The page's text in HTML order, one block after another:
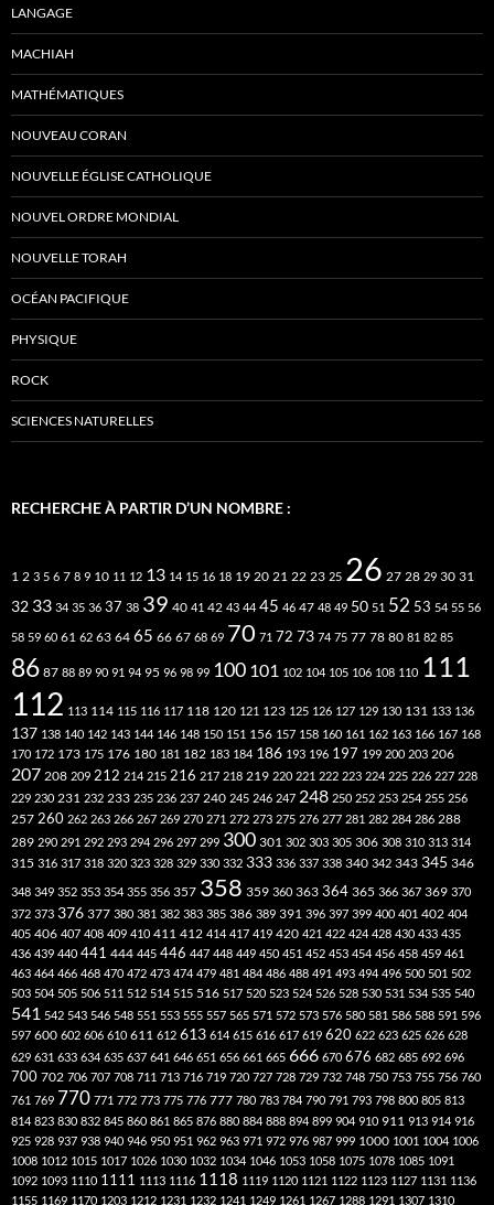
LANGAGE
MACHIAH
MATHÉMATIQUES
NOUVEAU CORAN
NOUVELLE ÉGLISE CATHOLIQUE
NOUVEL ORDRE MONDIAL
NOUVELLE TORAH
OCÉAN PACIFIQUE
PHYSIQUE
ROCK
SCIENCES NATURELLES
RECHERCHE À PARTIR D’UN NOMBRE :
1 2 3 5 6 7 8 9 10 11 12 13 14 15 16 18 19 20 21 22 23 25 26 27 28 29 30 31
32 33 34 35 36 37 38 39 40 41 42 43 44 45 46 47 48 49 50 51 52 53 54 55 56
58 59 60 61 62 63 64 65 66 67 68 69 70 71 72 73 74 75 77 78 80 81 82 85
86 87 88 89 90 91 94 95 96 98 99 100 101 102 104 105 106 108 110 111
112 113 114 115 116 117 118 120 121 123 125 126 127 129 130 131 133 136
137 138 140 142 143 144 146 148 150 151 156 157 158 160 161 162 163 166 167 168
170 172 173 175 176 180 181 182 183 184 186 193 196 197 199 200 203 206
207 208 209 212 214 215 216 217 218 219 220 221 222 223 224 225 226 227 228
229 230 231 232 233 235 236 237 240 245 246 247 248 250 252 253 254 255 256
257 260 262 263 266 267 269 270 271 272 273 275 276 277 281 282 284 286 288
289 290 291 292 293 294 296 297 299 300 301 302 303 305 306 308 310 313 314
315 316 317 318 320 323 328 329 330 332 333 336 337 338 340 342 343 345 346
348 349 352 353 354 355 356 357 358 359 360 363 364 365 366 367 369 370
372 373 376 377 380 381 382 383 385 386 389 391 396 397 399 400 401 402 404
405 406 407 408 409 410 411 412 414 417 419 420 421 422 424 428 430 433 435
436 439 440 441 444 445 446 447 448 449 450 451 452 453 454 456 458 459 461
463 464 466 468 470 472 473 474 479 481 484 486 488 491 493 494 496 500 501 502
503 504 505 506 511 512 514 515 516 517 520 523 524 526 528 530 531 534 535 540
541 542 543 546 548 551 553 555 557 565 571 572 573 576 580 581 586 588 591 596
597 600 602 606 610 611 612 613 614 615 616 617 619 620 622 623 625 626 628
629 631 633 634 635 637 641 646 651 656 661 665 666 670 676 682 685 692 696
700 702 706 707 708 711 713 716 719 720 727 728 729 732 748 750 753 755 756 760
761 769 770 771 772 773 775 776 777 780 783 784 790 791 793 798 800 805 813
814 823 830 832 845 860 861 865 876 880 884 888 894 899 904 910 911 913 914 916
925 928 937 938 940 946 950 951 962 963 971 972 976 987 999 1000 1001 1004 1006
1008 1012 1015 1017 1026 1030 1032 1034 1046 1053 1058 1075 1078 1085 1091
1092 1093 1110 1111 1113 1116 1118 1119 1120 1121 1122 1123 1127 1131 1136
1155 1169 1170 1203 1212 1231 1232 1241 1249 1261 1267 1288 1291 1307 1310